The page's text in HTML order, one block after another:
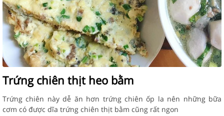
Trứng chiên thịt heo bằm
Trứng chiên này dễ ăn hơn trứng chiên ốp la nên những bữa
cơm có được dĩa trứng chiên thịt bằm cũng rất ngon